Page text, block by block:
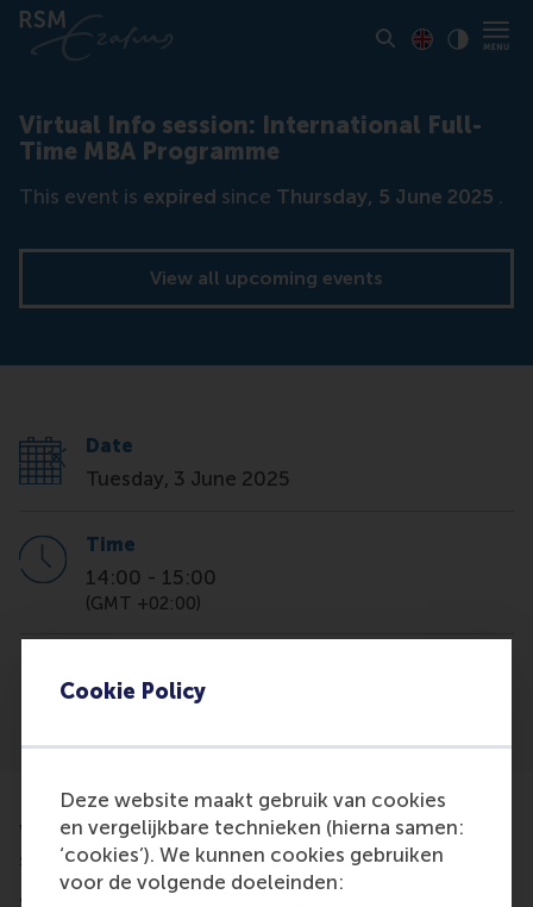
Cookie Policy
Deze website maakt gebruik van cookies
en vergelijkbare technieken (hierna samen:
‘cookies’). We kunnen cookies gebruiken
voor de volgende doeleinden:
Virtual Info session: International Full-
Time MBA Programme
This event is expired since Thursday, 5 June 2025 .
View all upcoming events
Date
Tuesday, 3 June 2025
Time
14:00 - 15:00
(GMT +02:00)
Online Zoom
We are excited to invite you for our virtual MBA info
session.
Join us to learn more about studying for your Full-